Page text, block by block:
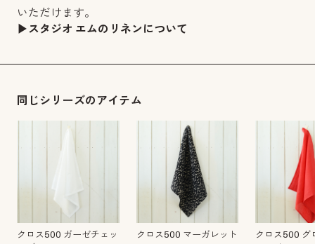
いただけます。
▶︎スタジオ エムのリネンについて
同じシリーズのアイテム
クロス500 ガーゼチェッ
クロス500 マーガレット
クロス500 グ